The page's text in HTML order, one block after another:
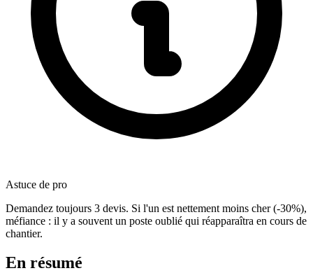
Astuce de pro
Demandez toujours 3 devis. Si l'un est nettement moins cher (-30%),
méfiance : il y a souvent un poste oublié qui réapparaîtra en cours de
chantier.
En résumé